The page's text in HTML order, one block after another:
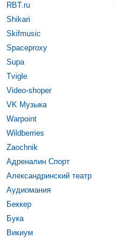
RBT.ru
Shikari
Skifmusic
Spaceproxy
Supa
Tvigle
Video-shoper
VK Музыка
Warpoint
Wildberries
Zaochnik
Адреналин Спорт
Александринский театр
Аудиомания
Беккер
Бука
Викиум